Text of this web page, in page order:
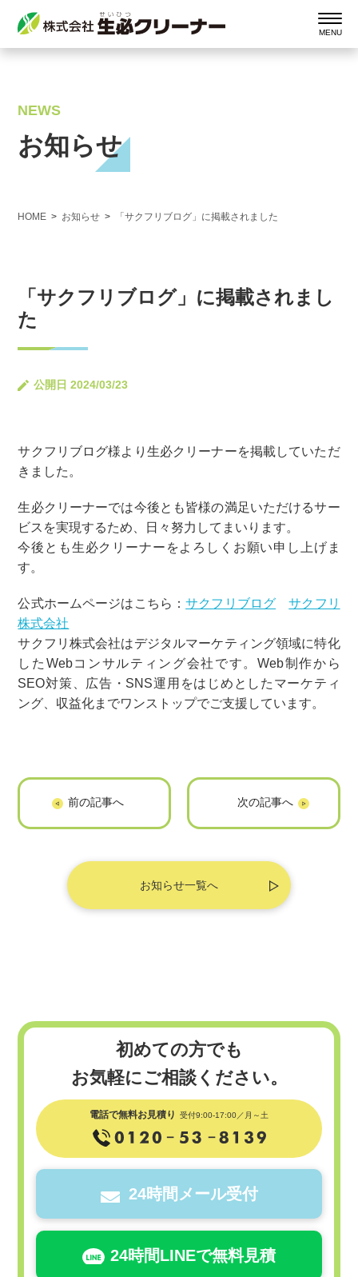
NEWS
お知らせ
HOME お知らせ 「サクフリブログ」に掲載されました
「サクフリブログ」に掲載されまし
た
公開日 2024/03/23
サクフリブログ様より生必クリーナーを掲載していただ
きました。
生必クリーナーでは今後とも皆様の満足いただけるサー
ビスを実現するため、日々努力してまいります。
今後とも生必クリーナーをよろしくお願い申し上げま
す。
公式ホームページはこちら：サクフリブログ
サクフリ
株式会社
サクフリ株式会社はデジタルマーケティング領域に特化
したWebコンサルティング会社です。Web制作から
SEO対策、広告・SNS運用をはじめとしたマーケティ
ング、収益化までワンストップでご支援しています。
「サクキミ英語」
「THE
お知らせ一覧へ
初めての方でも
お気軽にご相談ください。
電話で無料お見積り 受付9:00-17:00／月～土
24時間メール受付
24時間LINEで無料見積